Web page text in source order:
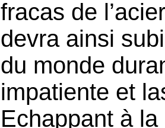
fracas de
devra ainsi
du monde
impatiente et
Echappant à la